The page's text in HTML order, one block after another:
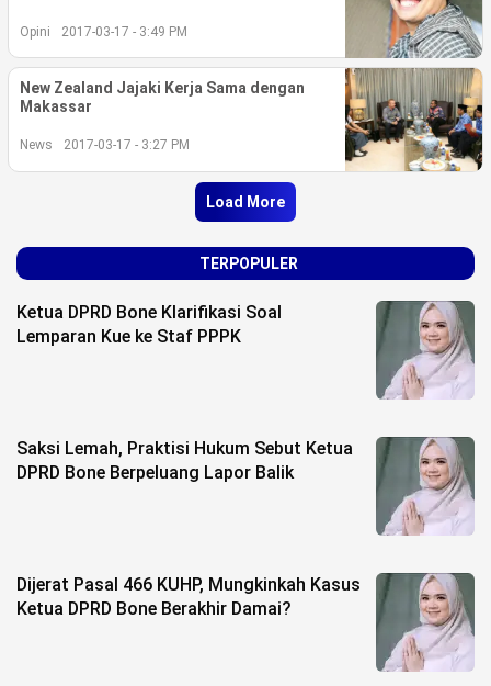
Opini 2017-03-17 - 3:49 PM
New Zealand Jajaki Kerja Sama dengan
Makassar
News 2017-03-17 - 3:27 PM
Load More
TERPOPULER
Ketua DPRD Bone Klarifikasi Soal
Lemparan Kue ke Staf PPPK
Saksi Lemah, Praktisi Hukum Sebut Ketua
DPRD Bone Berpeluang Lapor Balik
Dijerat Pasal 466 KUHP, Mungkinkah Kasus
Ketua DPRD Bone Berakhir Damai?